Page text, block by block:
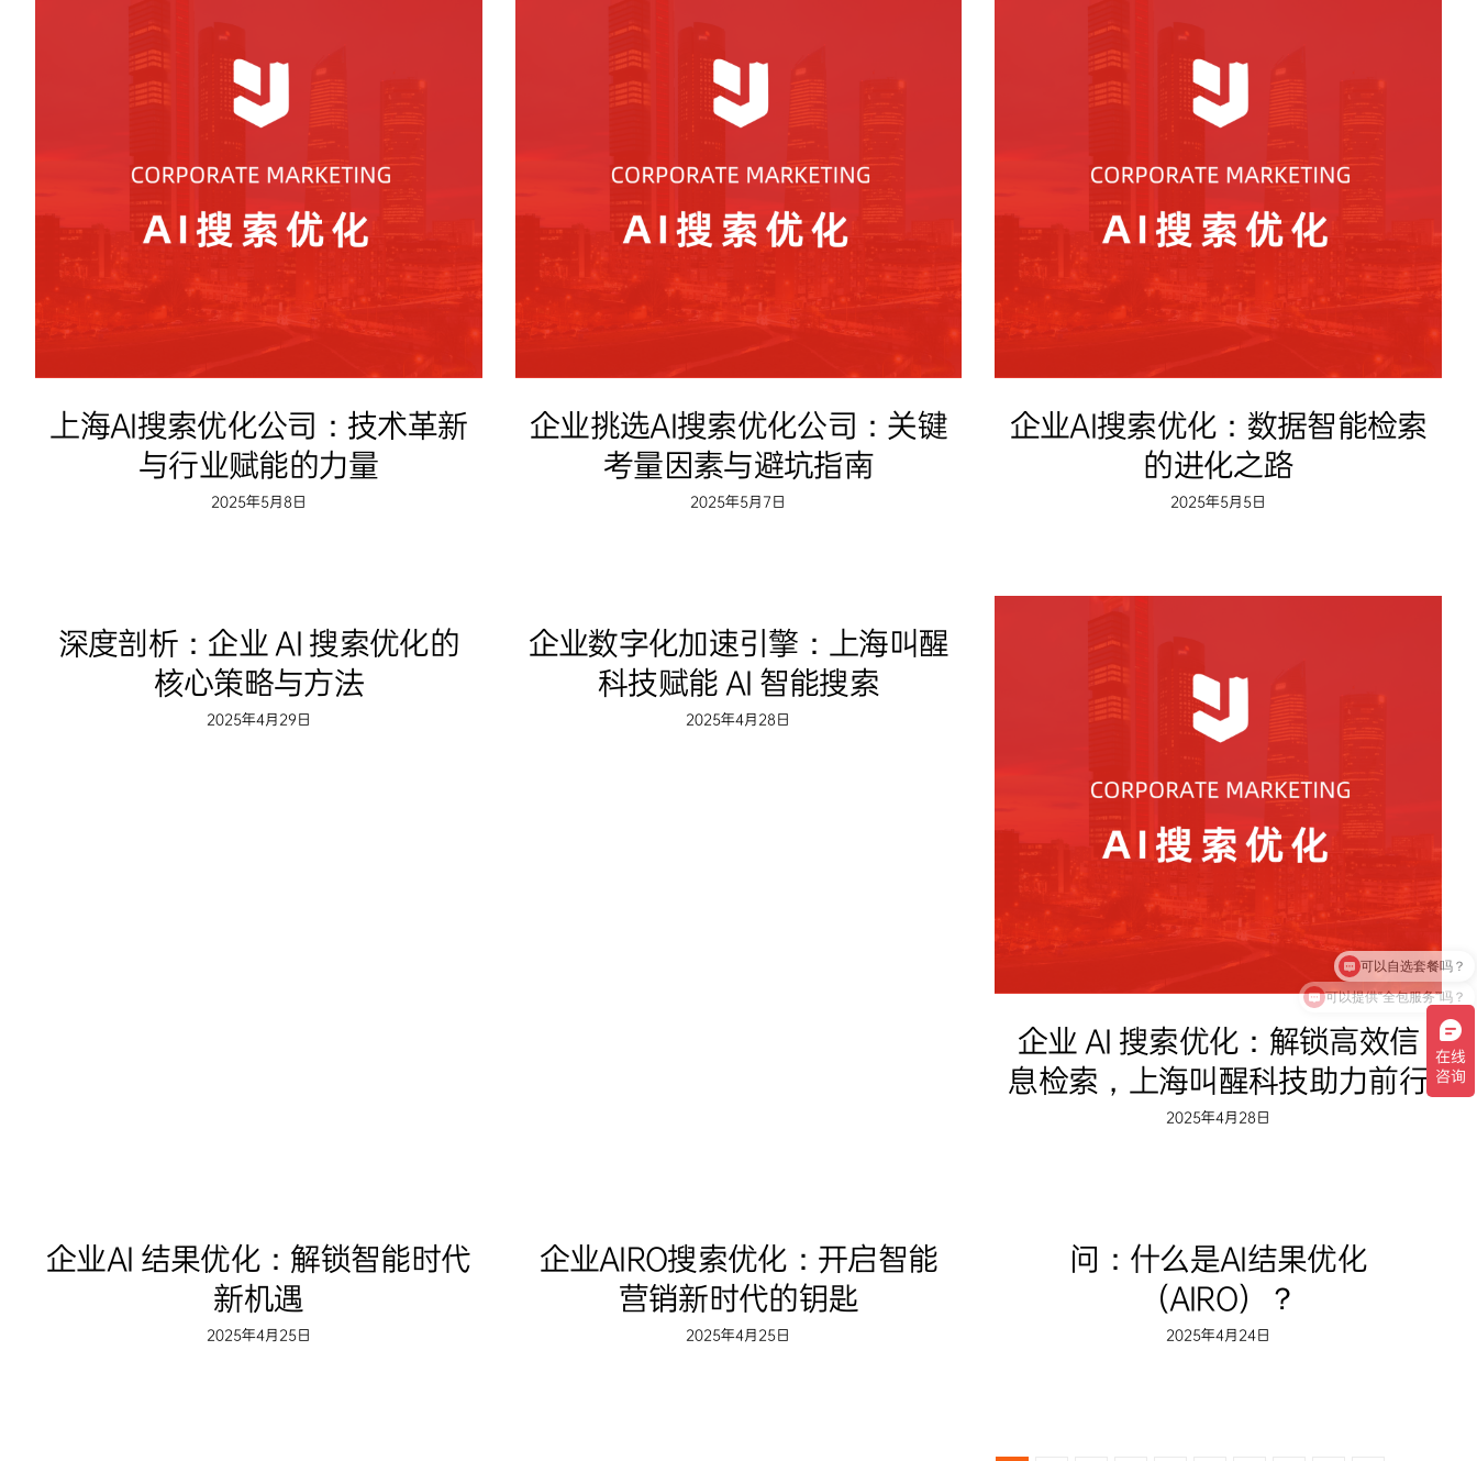
上海AI搜索优化公司：技术革新
与行业赋能的力量
2025年5月8日
企业挑选AI搜索优化公司：关键
考量因素与避坑指南
2025年5月7日
企业AI搜索优化：数据智能检索
的进化之路
2025年5月5日
深度剖析：企业 AI 搜索优化的
核心策略与方法
2025年4月29日
企业数字化加速引擎：上海叫醒
科技赋能 AI 智能搜索
2025年4月28日
企业 AI 搜索优化：解锁高效信
息检索，上海叫醒科技助力前行
2025年4月28日
企业AI 结果优化：解锁智能时代
新机遇
2025年4月25日
企业AIRO搜索优化：开启智能
营销新时代的钥匙
2025年4月25日
问：什么是AI结果优化
（AIRO）？
2025年4月24日
可以提供“全包服务”吗？